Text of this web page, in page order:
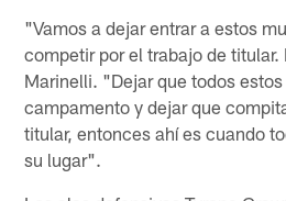
"Vamos a dejar entrar a estos
competir por el trabajo de
Marinelli. "Dejar que todos
campamento y dejar que
titular, entonces ahí es cuando
su lugar".